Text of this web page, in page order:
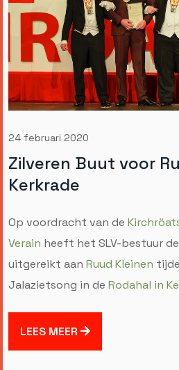
24 februari 2020
Zilveren Buut voor
Kerkrade
Op voordracht van de
Verain heeft het SLV-bestuur
uitgereikt aan Ruud Kleinen
Jalazietsong in de Rodahal in
LEES MEER